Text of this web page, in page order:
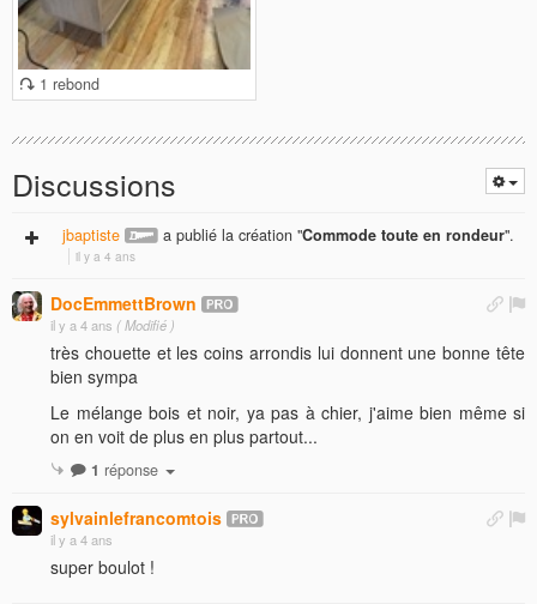
1 rebond
Discussions
jbaptiste a publié la création "Commode toute en rondeur".
il y a 4 ans
DocEmmettBrown
il y a 4 ans ( Modifié )
très chouette et les coins arrondis lui donnent une bonne tête
bien sympa
Le mélange bois et noir, ya pas à chier, j'aime bien même si
on en voit de plus en plus partout...
1 réponse
sylvainlefrancomtois
il y a 4 ans
super boulot !